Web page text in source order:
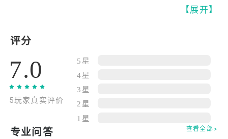
探索全新的生物群落、生物、挑战和故事！《深海迷
航：零度之下》拓展了《深海迷航》的世界，深入挖
掘了原作中引入的冒险和谜团。
揭开真相——之前来到这里的外星人是谁？他们为何
来到这颗星球？你的妹妹究竟遭遇了什么？揭开真相
能否抚平你失去亲人的伤痛？
【展开】
评分
7.0
5玩家真实评价
5星
4星
3星
2星
1星
专业问答 查看全部>